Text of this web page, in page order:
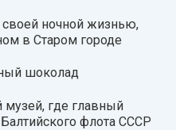
своей ночной жизнью,
в Старом городе
шоколад
где главный
флота СССР